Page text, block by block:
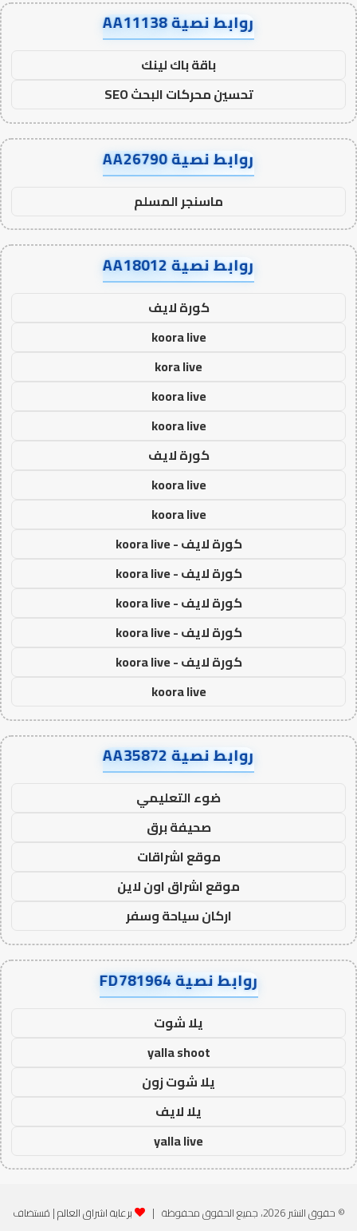
روابط نصية AA11138
باقة باك لينك
تحسين محركات البحث SEO
روابط نصية AA26790
ماسنجر المسلم
روابط نصية AA18012
كورة لايف
koora live
kora live
koora live
koora live
كورة لايف
koora live
koora live
كورة لايف - koora live
كورة لايف - koora live
كورة لايف - koora live
كورة لايف - koora live
كورة لايف - koora live
koora live
روابط نصية AA35872
ضوء التعليمي
صحيفة برق
موقع اشراقات
موقع اشراق اون لاين
اركان سياحة وسفر
روابط نصية FD781964
يلا شوت
yalla shoot
يلا شوت زون
يلا لايف
yalla live
© حقوق النشر 2026، جميع الحقوق محفوظة | برعاية اشراق العالم| مُستضاف